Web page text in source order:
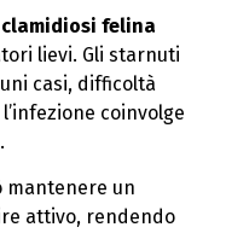
clamidiosi felina
lievi. Gli starnuti
casi, difficoltà
coinvolge
mantenere un
attivo, rendendo